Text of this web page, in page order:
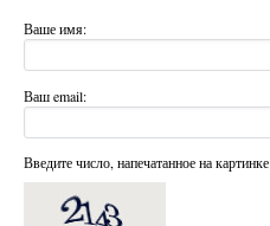
Ваше имя:
Ваш email:
Введите число, напечатанное на картинке